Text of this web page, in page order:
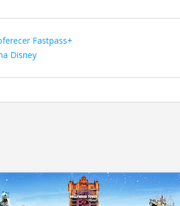
Fastpass+
Disney